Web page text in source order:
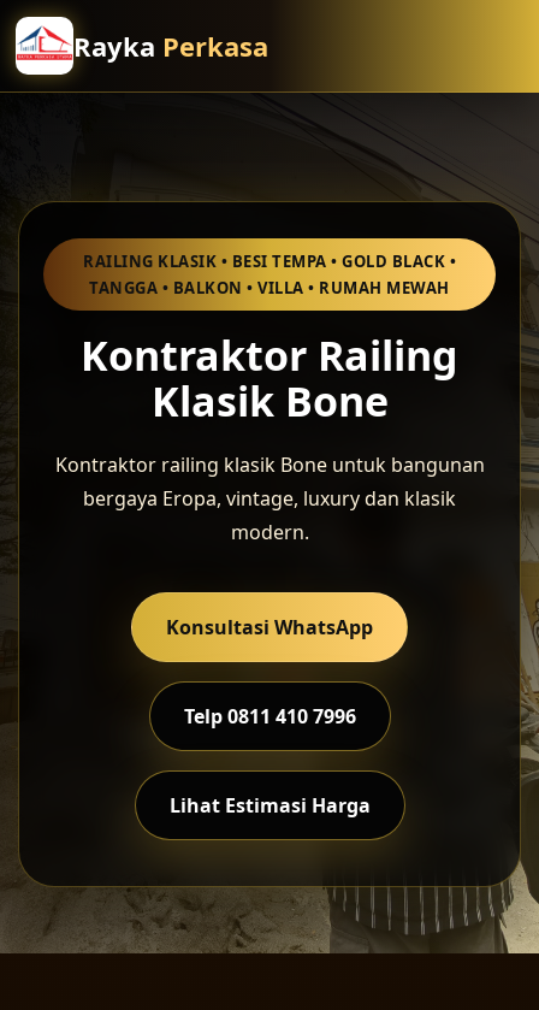
Rayka Perkasa
RAILING KLASIK • BESI TEMPA • GOLD BLACK •
TANGGA • BALKON • VILLA • RUMAH MEWAH
Kontraktor Railing
Klasik Bone
Kontraktor railing klasik Bone untuk bangunan
bergaya Eropa, vintage, luxury dan klasik
modern.
Konsultasi WhatsApp
Telp 0811 410 7996
Lihat Estimasi Harga